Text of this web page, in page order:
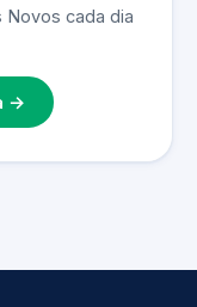
Novos cada dia
→